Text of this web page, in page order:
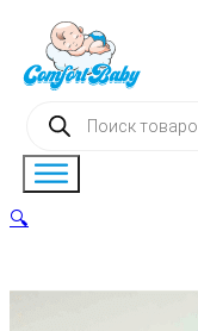
Поиск
товаров
🔍